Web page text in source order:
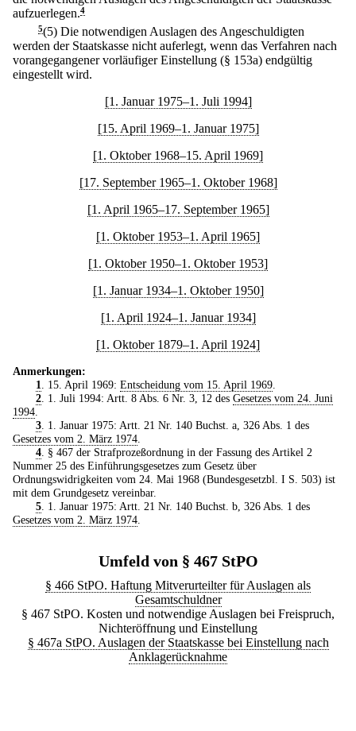
aufzuerlegen.4
5(5) Die notwendigen Auslagen des Angeschuldigten
werden der Staatskasse nicht auferlegt, wenn das Verfahren nach
vorangegangener vorläufiger Einstellung (§ 153a) endgültig
eingestellt wird.
[1. Januar 1975–1. Juli 1994]
[15. April 1969–1. Januar 1975]
[1. Oktober 1968–15. April 1969]
[17. September 1965–1. Oktober 1968]
[1. April 1965–17. September 1965]
[1. Oktober 1953–1. April 1965]
[1. Oktober 1950–1. Oktober 1953]
[1. Januar 1934–1. Oktober 1950]
[1. April 1924–1. Januar 1934]
[1. Oktober 1879–1. April 1924]
Anmerkungen:
1
. 15. April 1969: Entscheidung vom 15. April 1969.
2. 1. Juli 1994: Artt. 8 Abs. 6 Nr. 3, 12 des Gesetzes vom 24. Juni
1994
3. 1. Januar 1975: Artt. 21 Nr. 140 Buchst. a, 326 Abs. 1 des
Gesetzes vom 2. März 1974
4. § 467 der Strafprozeßordnung in der Fassung des Artikel 2
Nummer 25 des Einführungsgesetzes zum Gesetz über
Ordnungswidrigkeiten vom 24. Mai 1968 (Bundesgesetzbl. I S. 503) ist
mit dem Grundgesetz vereinbar.
5. 1. Januar 1975: Artt. 21 Nr. 140 Buchst. b, 326 Abs. 1 des
Gesetzes vom 2. März 1974
Umfeld von § 467 StPO
§ 466 StPO. Haftung Mitverurteilter für Auslagen als
Gesamtschuldner
§ 467 StPO. Kosten und notwendige Auslagen bei Freispruch,
Nichteröffnung und Einstellung
§ 467a StPO. Auslagen der Staatskasse bei Einstellung nach
Anklagerücknahme